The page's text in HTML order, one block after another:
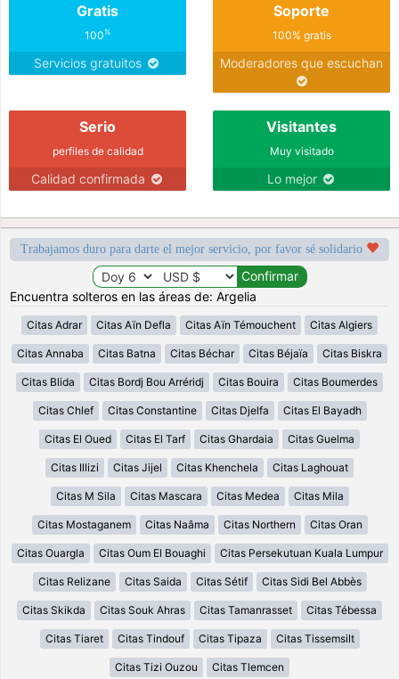
Gratis
100%
Servicios gratuitos
Soporte
100% gratis
Moderadores que escuchan
Serio
perfiles de calidad
Calidad confirmada
Visitantes
Muy visitado
Lo mejor
Trabajamos duro para darte el mejor servicio, por favor sé solidario
Encuentra solteros en las áreas de: Argelia
Citas Adrar Citas Aïn Defla Citas Aïn Témouchent Citas Algiers
Citas Annaba Citas Batna Citas Béchar Citas Béjaïa Citas Biskra
Citas Blida Citas Bordj Bou Arréridj Citas Bouira Citas Boumerdes
Citas Chlef Citas Constantine Citas Djelfa Citas El Bayadh
Citas El Oued Citas El Tarf Citas Ghardaia Citas Guelma
Citas Illizi Citas Jijel Citas Khenchela Citas Laghouat
Citas M Sila Citas Mascara Citas Medea Citas Mila
Citas Mostaganem Citas Naâma Citas Northern Citas Oran
Citas Ouargla Citas Oum El Bouaghi Citas Persekutuan Kuala Lumpur
Citas Relizane Citas Saida Citas Sétif Citas Sidi Bel Abbès
Citas Skikda Citas Souk Ahras Citas Tamanrasset Citas Tébessa
Citas Tiaret Citas Tindouf Citas Tipaza Citas Tissemsilt
Citas Tizi Ouzou Citas Tlemcen